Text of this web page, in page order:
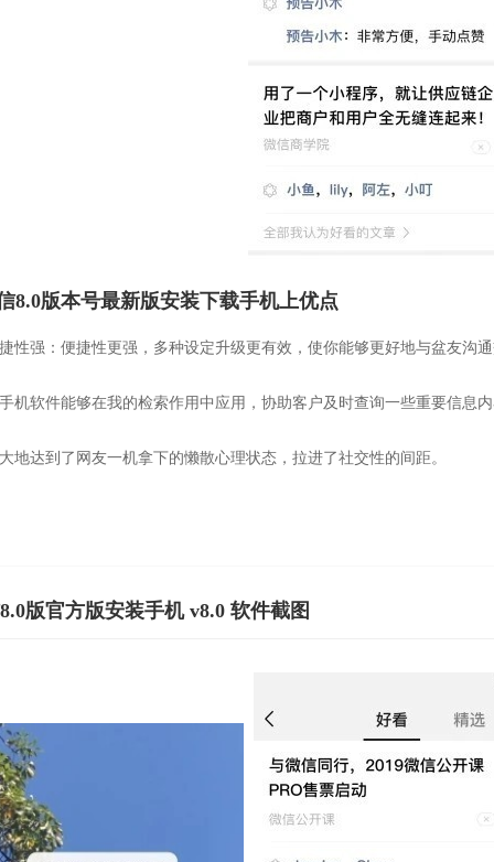
8.0版本号最新版安装下载手机上优点
性强：便捷性更强，多种设定升级更有效，使你能够更好地与盆友沟
机软件能够在我的检索作用中应用，协助客户及时查询一些重要信息
地达到了网友一机拿下的懒散心理状态，拉进了社交性的间距。
版官方版安装手机 v8.0 软件截图